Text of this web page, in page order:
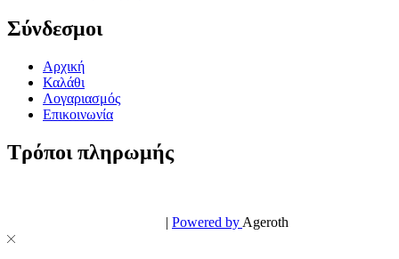
Σύνδεσμοι
Αρχική
Καλάθι
Λογαριασμός
Επικοινωνία
Τρόποι πληρωμής
| Powered by Ageroth